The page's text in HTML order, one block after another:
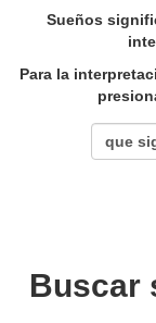
Sueños
Para la
Buscar